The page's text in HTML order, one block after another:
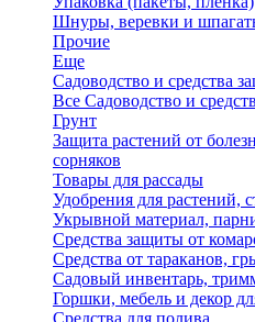
Шнуры, веревки и
Прочие
Еще
Садоводство и средства
Все Садоводство и
Грунт
Защита растений от
сорняков
Товары для рассады
Удобрения для растений,
Укрывной материал,
Средства защиты от
Средства от тараканов,
Садовый инвентарь,
Горшки, мебель и декор
Средства для полива